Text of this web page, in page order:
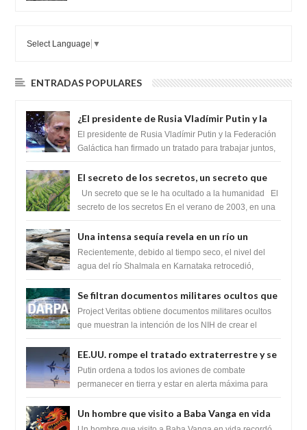
Select Language ▼
ENTRADAS POPULARES
¿El presidente de Rusia Vladímir Putin y la
Federación Galactica han firmado un
tratado para acabar con los Sionistas?
El presidente de Rusia Vladímir Putin y la Federación
Galáctica han firmado un tratado para trabajar juntos,
El secreto de los secretos, un secreto que
cambiaría por completo el destino de la
humanidad
Un secreto que se le ha ocultado a la humanidad El
secreto de los secretos En el verano de 2003, en una
Una intensa sequía revela en un río un
impresionante hallazgo de miles de Shiva
Lingas
Recientemente, debido al tiempo seco, el nivel del
agua del río Shalmala en Karnataka retrocedió,
Se filtran documentos militares ocultos que
muestran la intención de los NIH de crear el
SARS-CoV-2, utilizando la investigación de
Project Veritas obtiene documentos militares ocultos
que muestran la intención de los NIH de crear el
EE.UU. rompe el tratado extraterrestre y se
prepara para destruir el misterioso satélite
"Caballero Negro"
Putin ordena a todos los aviones de combate
permanecer en tierra y estar en alerta máxima para
Un hombre que visito a Baba Vanga en vida